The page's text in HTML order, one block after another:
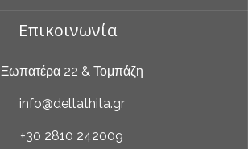
Επικοινωνία
Ξωπατέρα 22 & Τομπάζη
info@deltathita.gr
+30 2810 242009